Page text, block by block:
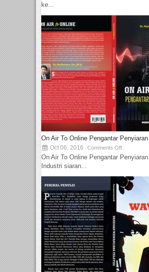
ke...
On Air To Online Pengantar
Oct 06, 2016 Comments Off
On Air To Online Pengantar
Industri siaran...